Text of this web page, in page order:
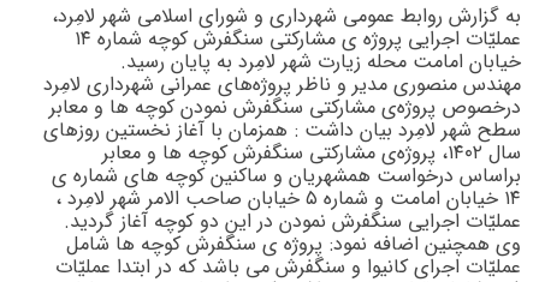
به گزارش روابط عمومی شهرداری و شورای اسلامی شهر لامِرد،
عملیّات اجرایی پروژه ی مشارکتی سنگفرش کوچه شماره ۱۴
خیابان امامت محله زیارت شهر لامِرد به پایان رسید.
مهندس منصوری مدیر و ناظر پروژه‌های عمرانی شهرداری لامِرد
درخصوص پروژه‌ی مشارکتی سنگفرش نمودن کوچه ها و معابر
سطح شهر لامِرد بیان داشت : همزمان با آغاز نخستین روزهای
سال ۱۴۰۲، پروژه‌ی مشارکتی سنگفرش کوچه ها و معابر
براساس درخواست همشهریان و ساکنین کوچه های شماره ی
۱۴ خیابان امامت و شماره ۵ خیابان صاحب الامر شهر لامِرد ،
عملیّات اجرایی سنگفرش نمودن در این دو کوچه آغاز گردید.
وی همچنین اضافه نمود: پروژه ی سنگفرش کوچه ها شامل
عملیّات اجرای کانیوا و سنگفرش می باشد که در ابتدا عملیّات